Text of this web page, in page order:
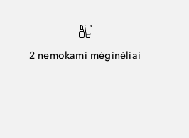
2 nemokami mėginėliai